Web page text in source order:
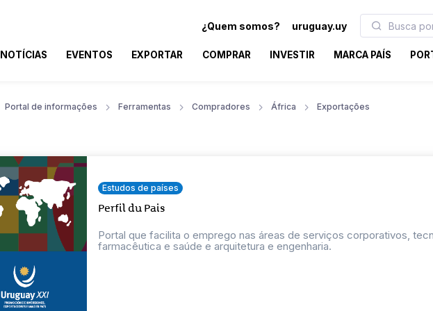
¿Quem somos? uruguay.uy
NOTÍCIAS EVENTOS EXPORTAR COMPRAR INVESTIR MARCA PAÍS
Portal de informações Ferramentas Compradores África Exportações
Estudos de países
Perfil du Pais
Portal que facilita o emprego nas áreas de serviços corporativos,
farmacêutica e saúde e arquitetura e engenharia.